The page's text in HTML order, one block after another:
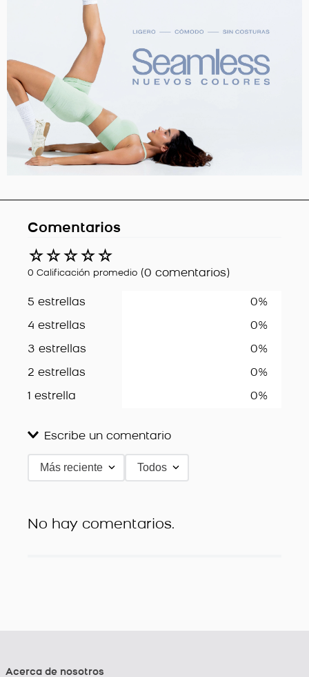
Comentarios
☆☆☆☆☆
0 Calificación promedio (0 comentarios)
5 estrellas 0%
4 estrellas 0%
3 estrellas 0%
2 estrellas 0%
1 estrella 0%
Escribe un comentario
Agregar comentario
Más reciente Todos
No hay comentarios.
Acerca de nosotros